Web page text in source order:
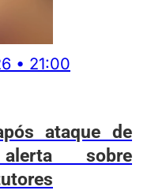
• 21:00
ataque de
sobre